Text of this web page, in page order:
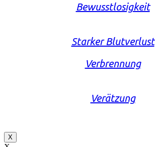
Bewusstlosigkeit
Starker Blutverlust
Verbrennung
Verätzung
X